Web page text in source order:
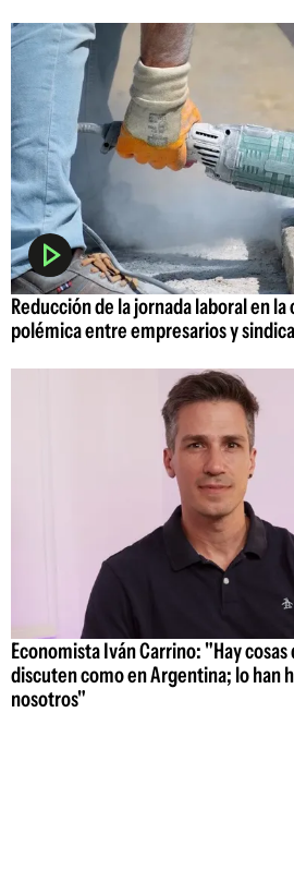
Reducción de la jornada laboral en
polémica entre empresarios y
Economista Iván Carrino: "Hay cosas
discuten como en Argentina; lo han
nosotros"